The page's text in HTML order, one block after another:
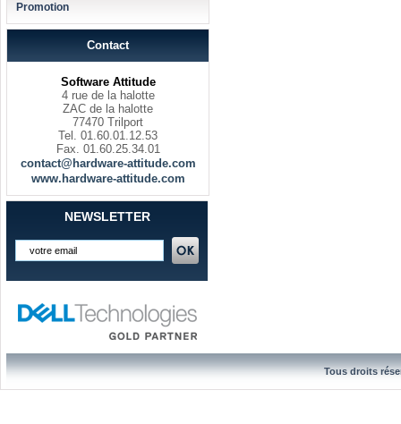
Promotion
Contact
Software Attitude
4 rue de la halotte
ZAC de la halotte
77470 Trilport
Tel. 01.60.01.12.53
Fax. 01.60.25.34.01
contact@hardware-attitude.com
www.hardware-attitude.com
NEWSLETTER
Tous droits